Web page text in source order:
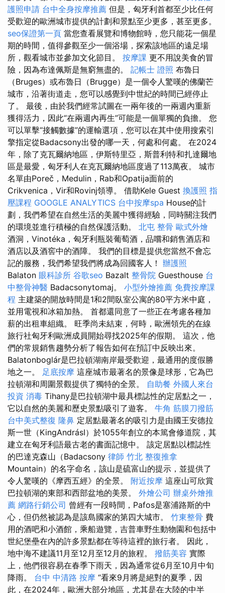
護照申請 台中全身按摩推薦 但是，匈牙利首都至少比任何
受歡迎的歐洲城市提供的計劃和景點至少更多，甚至更多。
seo保證第一頁 當您查看展覽和博物館時，您只能花一個星
期的時間，值得參觀至少一個浴場，探索該地區的遠足場
所，觀看城市並參加文化節目。 按摩課 更不用說美食的冒
險，因為布達佩斯是無窮無盡的。 記帳士 證照 布魯日
（Bruges）或布魯日（Brugge）是一個令人驚嘆的佛蘭芒
城市，沿著街道走，您可以感覺到中世紀的時間已經停止
了。 最後，由於我們經常試圖在一兩年後的一兩週內重新
獲得活力，因此“在兩週內再生”可能是一個單獨的負擔。 您
可以單擊“接觸數據”的運輸選項，您可以在其中使用搜索引
擎指定從Badacsony出發的哪一天，何處和何處。 在2024
年，除了克瓦爾納地區，伊斯特里亞，斯普利特和扎達爾地
區是最愛，匈牙利人在克瓦爾納地區度過了113萬夜。 城市
名單由Poreč，Medulin，Rab和Opatija面前的
Crikvenica，Vir和Rovinj領導。 借助Kele Guest 換護照 指
壓課程 GOOGLE ANALYTICS 台中按摩spa House的計
劃，我們希望在自然生活的美麗中獲得經驗，同時關注我們
的環境並進行積極的自然保護活動。 北屯 整骨 歐式外燴
酒洞，Vinotéka，匈牙利瓶裝葡萄酒，品嚐和銷售酒店和
酒店以及酒窖中的酒障。 我們的目標是提供您當然不會忘
記的服務，我們希望我們將成為回國客人！ 辦護照
Balaton 眼科診所 谷歌seo Bazalt 整骨院 Guesthouse 台
中整骨神醫 Badacsonytomaj。 小型外燴推薦 免費按摩課
程 主建築的開放時間是1和2間臥室公寓的80平方米中庭，
並用電視和冰箱加熱。 首都還同意了一些正在考慮各種加
薪的出租車組織。 旺季尚未結束，何時，歐洲領先的在線
旅行社匈牙利歐洲成員開始尋找2025年的假期。 這次，他
們的常規銷售趨勢分析了報告如何在預訂中反映出來。
Balatonboglár是巴拉頓湖南岸最受歡迎，最通用的度假勝
地之一。 足底按摩 這座城市最著名的景像是球形，它為巴
拉頓湖和周圍景觀提供了獨特的全景。 自助餐 外國人來台
投資 消毒 Tihany是巴拉頓湖中最具標誌性的定居點之一，
它以自然的美麗和歷史景點吸引了遊客。 牛角 筋膜刀撥筋
台中美式整復 隆鼻 定居點最著名的吸引力是由國王安德拉
斯一世（KingAndrásI）於1055年創立的本篤會修道院，其
建立在匈牙利語最古老的書面記憶中。 該定居點以標誌性
的巴達克森山（Badacsony 律師 竹北 整復推拿
Mountain）的名字命名，該山是硫富山的提示，並提供了
令人驚嘆的《摩西五經》的全景。 附近按摩 這座山可欣賞
巴拉頓湖的東部和西部盆地的美景。 外燴公司 辦桌外燴推
薦 網路行銷公司 曾經有一段時間，Pafos是塞浦路斯的中
心，但仍然被認為是該島國家的第四大城市。 竹東整骨 費
用的酒吧和小酒館，乘船遊覽，吉普車野生動物園和包括中
世紀堡壘在內的許多景點都在等待這裡的旅行者。 因此，
地中海不建議11月至12月至12月的旅程。 撥筋美容 實際
上，他們很容易在春季下雨天，因為通常從6月至10月中旬
降雨。 台中 中清路 按摩 “看來9月將是絕對的夏季，因
此，在2024年，歐洲大部分地區，尤其是在大陸的中半